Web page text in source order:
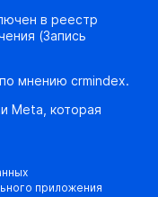
в реестр
(Запись
мнению crmindex.
Meta, которая
приложения